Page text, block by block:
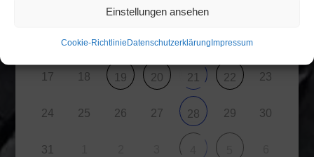
Einstellungen ansehen
Cookie-RichtlinieDatenschutzerklärungImpressum
11 12 13 14 15
17 18 19 20 21 22 23
24 25 26 27 28 29 30
31